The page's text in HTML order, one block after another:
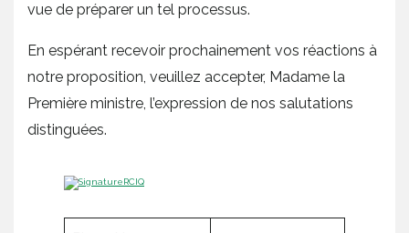
vue de préparer un tel processus.
En espérant recevoir prochainement vos réactions à
notre proposition, veuillez accepter, Madame la
Première ministre, l’expression de nos salutations
distinguées.